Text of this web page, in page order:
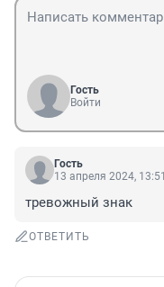
Гость
Войти
Гость
13 апреля 2024, 13:51
тревожный знак
ОТВЕТИТЬ